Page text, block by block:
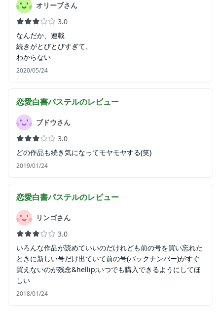
オリーブさん
3.0
なんだか、連載
続きがとびとびすぎて、
わからない
2020/05/24
恋愛白書パステルのレビュー
ブドウさん
3.0
どの作品も続き気になってモヤモヤする(笑)
2019/01/24
恋愛白書パステルのレビュー
リンゴさん
3.0
いろんな作品が読めていいのだけれども前の号を買い忘れた
ときに新しい号だけ出ていて前の号(バックナンバー)がすぐ
買えないのが残念&hellip;いつでも購入できるようにしてほ
しい
2018/01/24